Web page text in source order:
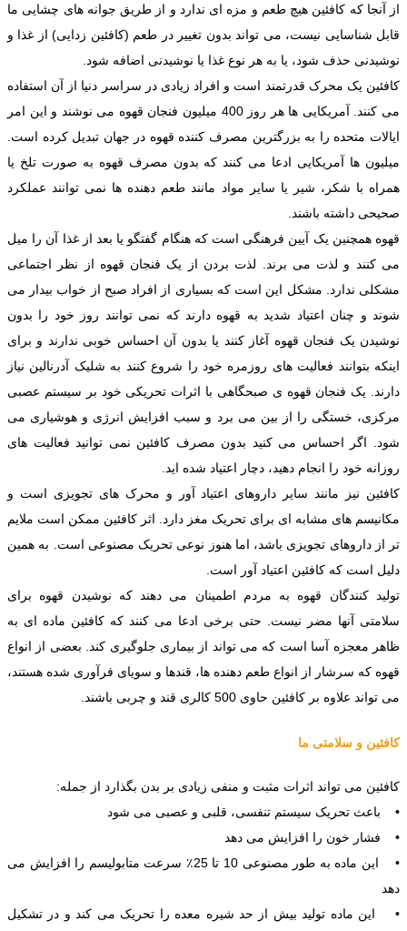
از آنجا که کافئین هیچ طعم و مزه ای ندارد و از طریق جوانه های چشایی ما
قابل شناسایی نیست، می تواند بدون تغییر در طعم (کافئین زدایی) از غذا و
نوشیدنی حذف شود، یا به هر نوع غذا یا نوشیدنی اضافه شود.
کافئین یک محرک قدرتمند است و افراد زیادی در سراسر دنیا از آن استفاده
می کنند. آمریکایی ها هر روز 400 میلیون فنجان قهوه می نوشند و این امر
ایالات متحده را به بزرگترین مصرف کننده قهوه در جهان تبدیل کرده است.
میلیون ها آمریکایی ادعا می کنند که بدون مصرف قهوه به صورت تلخ یا
همراه با شکر، شیر یا سایر مواد مانند طعم دهنده ها نمی توانند عملکرد
صحیحی داشته باشند.
قهوه همچنین یک آیین فرهنگی است که هنگام گفتگو یا بعد از غذا آن را میل
می کنند و لذت می برند. لذت بردن از یک فنجان قهوه از نظر اجتماعی
مشکلی ندارد. مشکل این است که بسیاری از افراد صبح از خواب بیدار می
شوند و چنان اعتیاد شدید به قهوه دارند که نمی توانند روز خود را بدون
نوشیدن یک فنجان قهوه آغاز کنند یا بدون آن احساس خوبی ندارند و برای
اینکه بتوانند فعالیت های روزمره خود را شروع کنند به شلیک آدرنالین نیاز
دارند. یک فنجان قهوه ی صبحگاهی با اثرات تحریکی خود بر سیستم عصبی
مرکزی، خستگی را از بین می برد و سبب افزایش انرژی و هوشیاری می
شود. اگر احساس می کنید بدون مصرف کافئین نمی توانید فعالیت های
روزانه خود را انجام دهید، دچار اعتیاد شده اید.
کافئین نیز مانند سایر داروهای اعتیاد آور و محرک های تجویزی است و
مکانیسم های مشابه ای برای تحریک مغز دارد. اثر کافئین ممکن است ملایم
تر از داروهای تجویزی باشد، اما هنوز نوعی تحریک مصنوعی است. به همین
دلیل است که کافئین اعتیاد آور است.
تولید کنندگان قهوه به مردم اطمینان می دهند که نوشیدن قهوه برای
سلامتی آنها مضر نیست. حتی برخی ادعا می کنند که کافئین ماده ای به
ظاهر معجزه آسا است که می تواند از بیماری جلوگیری کند. بعضی از انواع
قهوه که سرشار از انواع طعم دهنده ها، قندها و سویای فرآوری شده هستند،
می تواند علاوه بر کافئین حاوی 500 کالری قند و چربی باشند.
کافئین و سلامتی ما
کافئین می تواند اثرات مثبت و منفی زیادی بر بدن بگذارد از جمله:
• باعث تحریک سیستم تنفسی، قلبی و عصبی می شود
• فشار خون را افزایش می دهد
• این ماده به طور مصنوعی 10 تا 25٪ سرعت متابولیسم را افزایش می
دهد
• این ماده تولید بیش از حد شیره معده را تحریک می کند و در تشکیل